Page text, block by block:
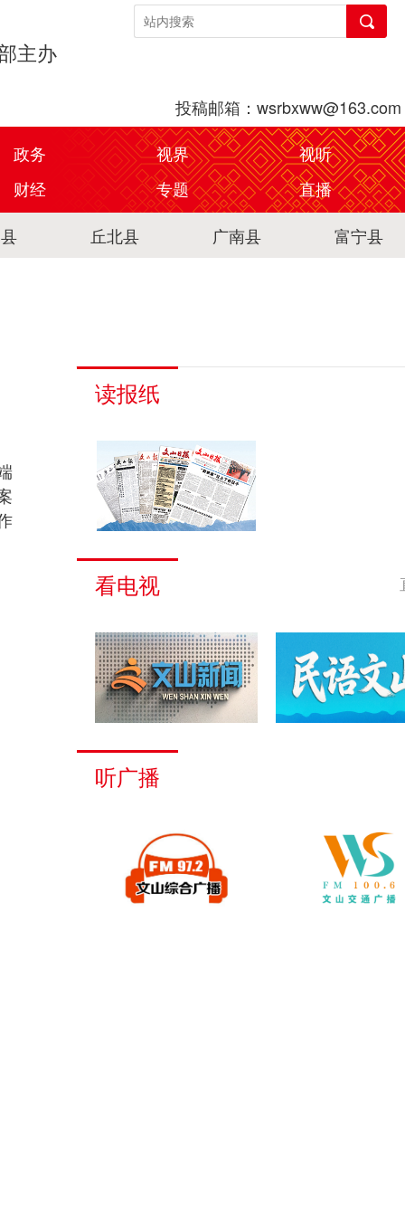
主办
投稿邮箱：wsrbxww@163.com
政务 视界
视听
财经 专题
直播
丘北县 广南县 富宁县
读报纸
看电视
听广播